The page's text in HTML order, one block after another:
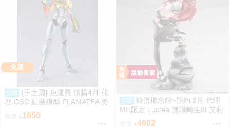
免運
預購
{千之國} 免運費 預購4月 代
理 GSC 組裝模型 PLAMATEA 勇
者王 獅子王凱 約16公分 9月10日
截止
售價 1650
預購
轉蛋概念館~預約 3月 代理
MH限定 Lucrea 無職轉生III 艾莉
絲 高約27公分 超商付款免訂金
4602